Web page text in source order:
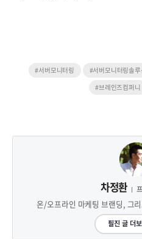
#서버모니터링 #서버모니터링솔루
#브레인즈컴퍼니
차정환
온/오프라인 마케팅 브랜딩, 그
필진 글 더